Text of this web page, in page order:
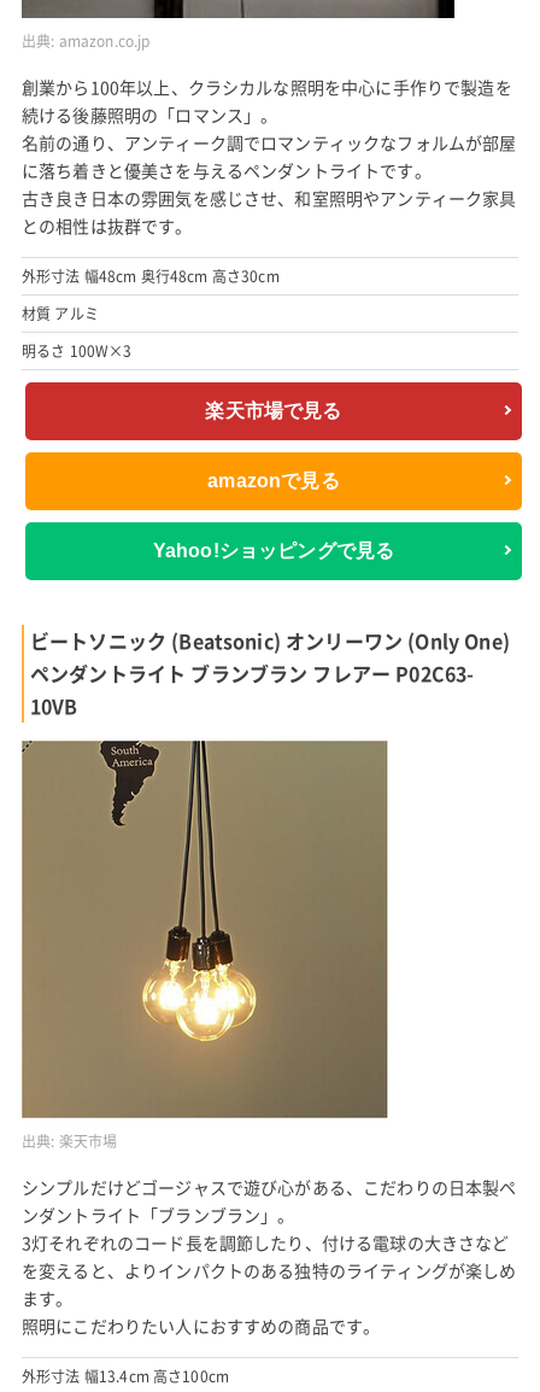
出典: amazon.co.jp
創業から100年以上、クラシカルな照明を中心に手作りで製造を
続ける後藤照明の「ロマンス」。
名前の通り、アンティーク調でロマンティックなフォルムが部屋
に落ち着きと優美さを与えるペンダントライトです。
古き良き日本の雰囲気を感じさせ、和室照明やアンティーク家具
との相性は抜群です。
外形寸法 幅48cm 奥行48cm 高さ30cm
材質 アルミ
明るさ 100W×3
楽天市場で見る
amazonで見る
Yahoo!ショッピングで見る
ビートソニック (Beatsonic) オンリーワン (Only One)
ペンダントライト ブランブラン フレアー P02C63-
10VB
出典: 楽天市場
シンプルだけどゴージャスで遊び心がある、こだわりの日本製ペ
ンダントライト「ブランブラン」。
3灯それぞれのコード長を調節したり、付ける電球の大きさなど
を変えると、よりインパクトのある独特のライティングが楽しめ
ます。
照明にこだわりたい人におすすめの商品です。
外形寸法 幅13.4cm 高さ100cm